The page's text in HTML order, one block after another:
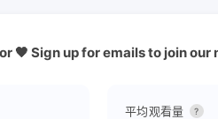
🖤 Sign up for emails to join
平均观看量 ?